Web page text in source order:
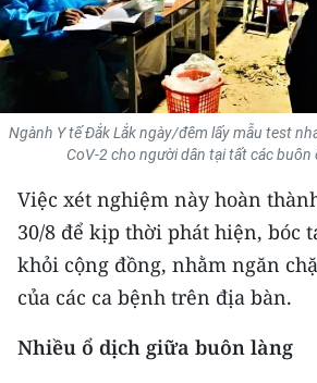
KIỂM CHỨNG THÔNG TIN
TRI THỨC CHUYÊN SÂU
54 DÂN TỘC VIỆT NAM
CHƯƠNG TRÌNH OCOP - MỖI XÃ
MỘT SẢN PHẨM
RADIO
MEDIA CENTER
Ngành Y tế Đắk Lắk ngày/đêm lấy mẫu test
CoV-2 cho người dân tại tất các buôn
Việc xét nghiệm này hoàn
30/8 để kịp thời phát hiện, bóc
khỏi cộng đồng, nhằm ngăn
của các ca bệnh trên địa bàn.
Nhiều ổ dịch giữa buôn làng